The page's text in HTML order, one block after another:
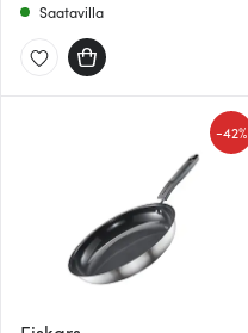
Saatavilla
-42%